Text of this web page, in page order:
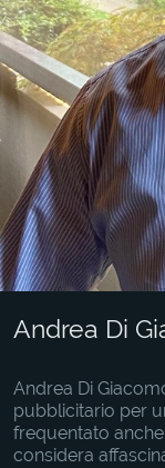
Andrea Di
Andrea Di
pubblicitario per
frequentato
considera